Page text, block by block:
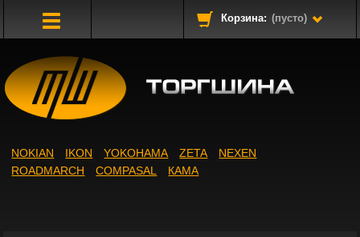
Корзина: (пусто)
NOKIAN IKON YOKOHAMA ZETA
NEXEN
ROADMARCH
COMPASAL КАМА